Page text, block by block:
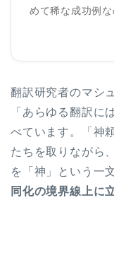
めて稀な成功例な
翻訳研究者のマシ
「あらゆる翻訳に
べています。「神
たちを取りながら
を「神」という一
同化の境界線上に